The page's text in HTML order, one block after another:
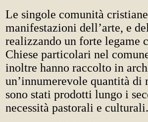
Le singole comunità
manifestazioni dell’arte, e
realizzando un forte legame
Chiese particolari nel
inoltre hanno raccolto in
un’innumerevole quantità
sono stati prodotti lungo i
necessità pastorali e culturali.